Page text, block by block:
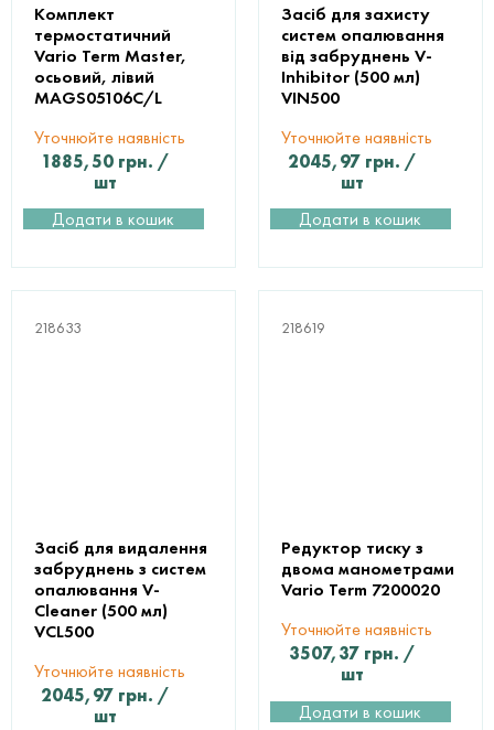
Комплект
термостатичний
Vario Term Master,
осьовий, лівий
MAGS05106C/L
Уточнюйте наявність
1885,50 грн. /
шт
Додати в кошик
Засіб для захисту
систем опалювання
від забруднень V-
Inhibitor (500 мл)
VIN500
Уточнюйте наявність
2045,97 грн. /
шт
Додати в кошик
218633
Засіб для видалення
забруднень з систем
опалювання V-
Cleaner (500 мл)
VCL500
Уточнюйте наявність
2045,97 грн. /
шт
218619
Редуктор тиску з
двома манометрами
Vario Term 7200020
Уточнюйте наявність
3507,37 грн. /
шт
Додати в кошик